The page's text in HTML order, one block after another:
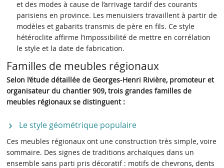
et des modes à cause de l’arrivage tardif des courants
parisiens en province. Les menuisiers travaillent à partir de
modèles et gabarits transmis de père en fils. Ce style
hétéroclite affirme l’impossibilité de mettre en corrélation
le style et la date de fabrication.
Familles de meubles régionaux
Selon l’étude détaillée de Georges-Henri Rivière, promoteur et
organisateur du chantier 909, trois grandes familles de
meubles régionaux se distinguent :
Le style géométrique populaire
Ces meubles régionaux ont une construction très simple, voire
sommaire. Des signes de traditions archaïques dans un
ensemble sans parti pris décoratif : motifs de chevrons, dents